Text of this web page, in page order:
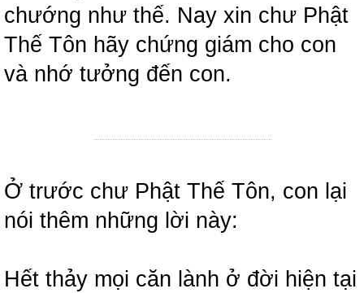
chướng như thế. Nay xin chư Phật
Thế Tôn hãy chứng giám cho con
và nhớ tưởng đến con.
Ở trước chư Phật Thế Tôn, con lại
nói thêm những lời này:
Hết thảy mọi căn lành ở đời hiện tại